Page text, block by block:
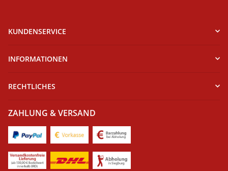
KUNDENSERVICE
INFORMATIONEN
RECHTLICHES
ZAHLUNG & VERSAND